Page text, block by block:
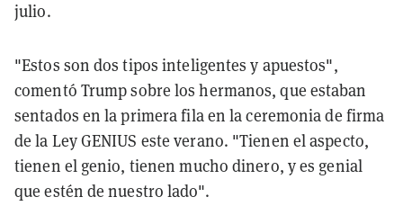
julio.
"Estos son dos tipos inteligentes y apuestos",
comentó Trump sobre los hermanos, que estaban
sentados en la primera fila en la ceremonia de firma
de la Ley GENIUS este verano. "Tienen el aspecto,
tienen el genio, tienen mucho dinero, y es genial
que estén de nuestro lado".